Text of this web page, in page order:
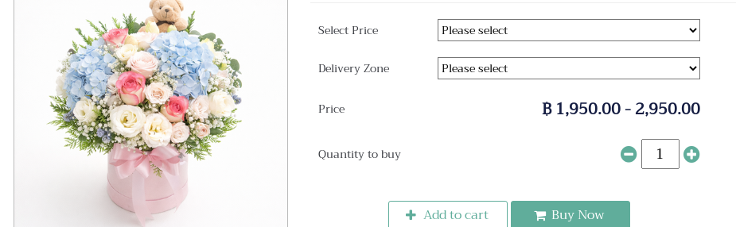
Select Price
Delivery Zone
Price ฿ 1,950.00 - 2,950.00
Quantity to buy
Add to cart Buy Now